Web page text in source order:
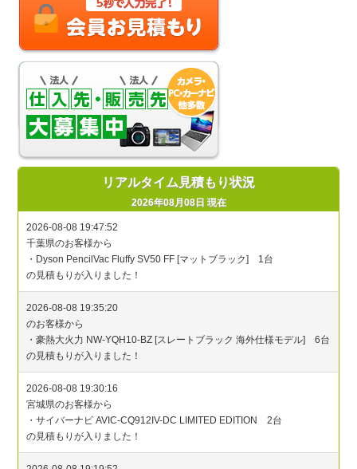
リアルタイム見積もり状況
2026年08月08日 現在